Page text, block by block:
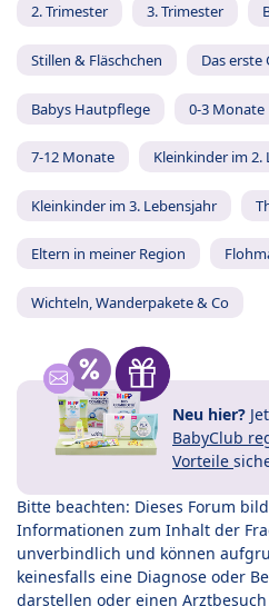
2. Trimester 3. Trimester
Stillen & Fläschchen Das erste
Babys Hautpflege 0-3 Monate
7-12 Monate Kleinkinder im 2.
Kleinkinder im 3. Lebensjahr
Eltern in meiner Region
Wichteln, Wanderpakete & Co
Neu hier?
BabyClub
Vorteile
Bitte beachten: Dieses Forum
Informationen zum Inhalt der
unverbindlich und können
keinesfalls eine Diagnose oder
darstellen oder einen